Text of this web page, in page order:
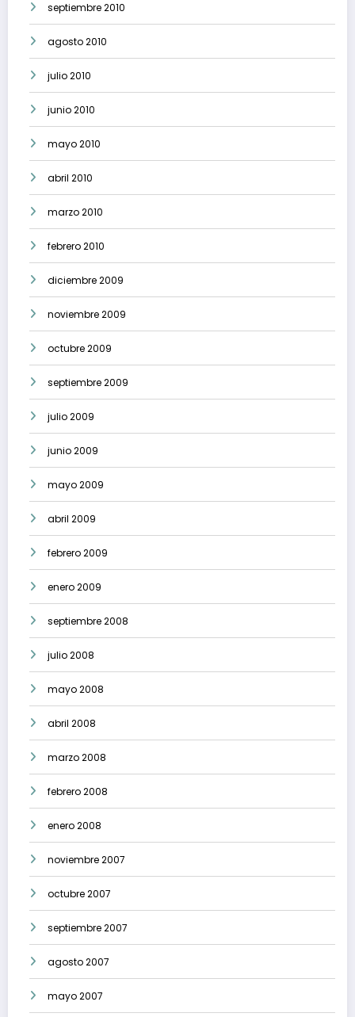
septiembre 2010
agosto 2010
julio 2010
junio 2010
mayo 2010
abril 2010
marzo 2010
febrero 2010
diciembre 2009
noviembre 2009
octubre 2009
septiembre 2009
julio 2009
junio 2009
mayo 2009
abril 2009
febrero 2009
enero 2009
septiembre 2008
julio 2008
mayo 2008
abril 2008
marzo 2008
febrero 2008
enero 2008
noviembre 2007
octubre 2007
septiembre 2007
agosto 2007
mayo 2007